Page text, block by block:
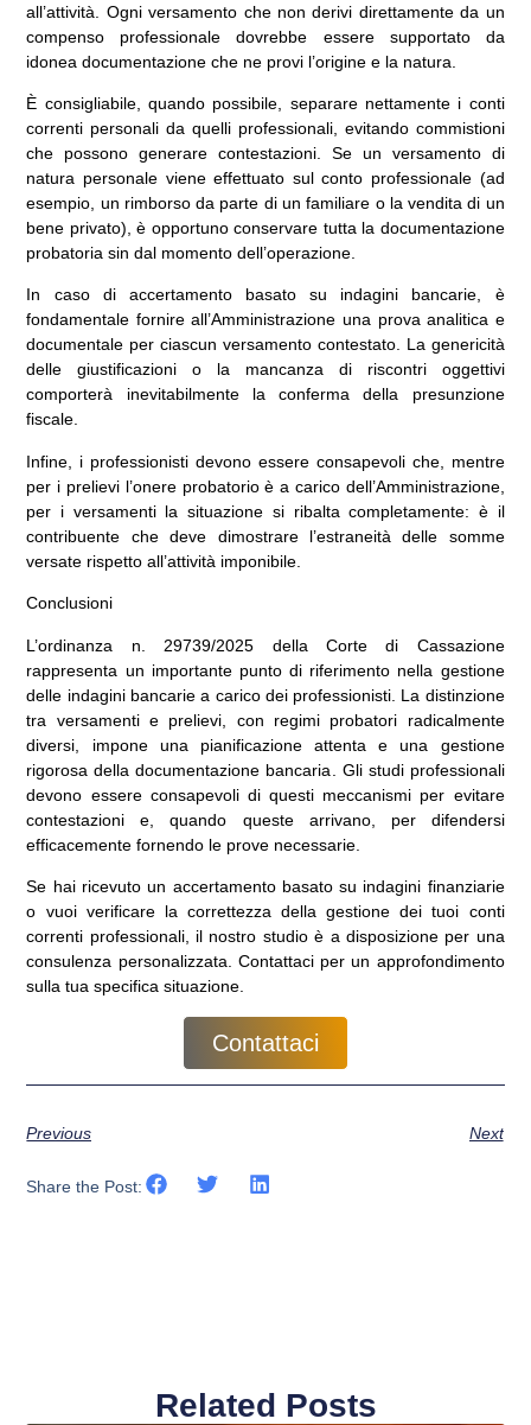
all’attività. Ogni versamento che non derivi direttamente da un
compenso professionale dovrebbe essere supportato da
idonea documentazione che ne provi l’origine e la natura.
È consigliabile, quando possibile, separare nettamente i conti
correnti personali da quelli professionali, evitando commistioni
che possono generare contestazioni. Se un versamento di
natura personale viene effettuato sul conto professionale (ad
esempio, un rimborso da parte di un familiare o la vendita di un
bene privato), è opportuno conservare tutta la documentazione
probatoria sin dal momento dell’operazione.
In caso di accertamento basato su indagini bancarie, è
fondamentale fornire all’Amministrazione una prova analitica e
documentale per ciascun versamento contestato. La genericità
delle giustificazioni o la mancanza di riscontri oggettivi
comporterà inevitabilmente la conferma della presunzione
fiscale.
Infine, i professionisti devono essere consapevoli che, mentre
per i prelievi l’onere probatorio è a carico dell’Amministrazione,
per i versamenti la situazione si ribalta completamente: è il
contribuente che deve dimostrare l’estraneità delle somme
versate rispetto all’attività imponibile.
Conclusioni
L’ordinanza n. 29739/2025 della Corte di Cassazione
rappresenta un importante punto di riferimento nella gestione
delle indagini bancarie a carico dei professionisti. La distinzione
tra versamenti e prelievi, con regimi probatori radicalmente
diversi, impone una pianificazione attenta e una gestione
rigorosa della documentazione bancaria. Gli studi professionali
devono essere consapevoli di questi meccanismi per evitare
contestazioni e, quando queste arrivano, per difendersi
efficacemente fornendo le prove necessarie.
Se hai ricevuto un accertamento basato su indagini finanziarie
o vuoi verificare la correttezza della gestione dei tuoi conti
correnti professionali, il nostro studio è a disposizione per una
consulenza personalizzata. Contattaci per un approfondimento
sulla tua specifica situazione.
Contattaci
Previous Next
Share the Post:
Related Posts